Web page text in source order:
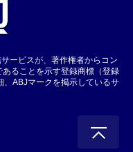
ービスが、著作権者からコン
ることを示す登録商標（登録
ABJマークを掲示しているサ